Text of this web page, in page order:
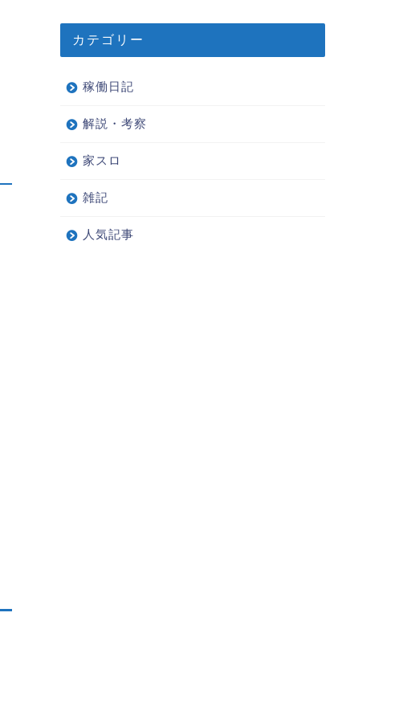
カテゴリー
稼働日記
解説・考察
家スロ
雑記
人気記事